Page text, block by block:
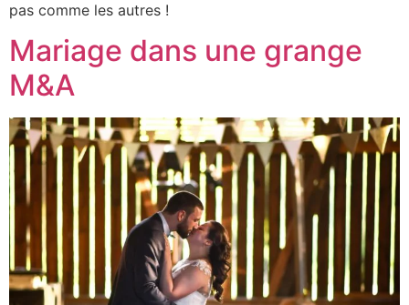
pas comme les autres !
Mariage dans une grange
M&A